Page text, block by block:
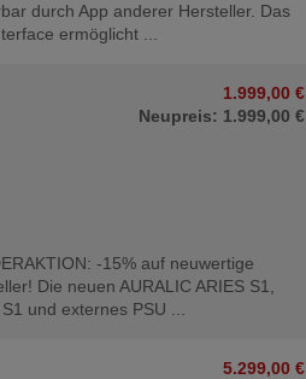
durch App anderer Hersteller. Das
ermöglicht ...
1.999,00 €
Neupreis: 1.999,00 €
-15% auf neuwertige
Die neuen AURALIC ARIES S1,
und externes PSU ...
5.299,00 €